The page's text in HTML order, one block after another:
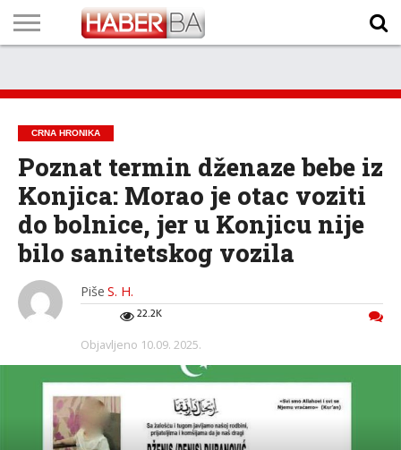
TECH
PROGRAM
PROGNOZA
PUTEVIMA
LISTA
NAMA
CRNA HRONIKA
Poznat termin dženaze bebe iz
Konjica: Morao je otac voziti
do bolnice, jer u Konjicu nije
bilo sanitetskog vozila
Piše S. H.
22.2K
Objavljeno 10.09. 2025.